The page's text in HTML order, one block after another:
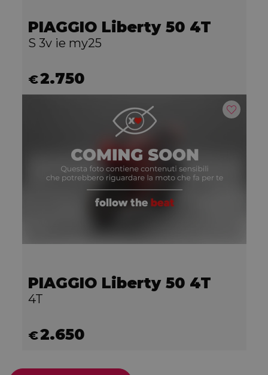
PIAGGIO Liberty 50 4T
S 3v ie my25
€2.750
PIAGGIO Liberty 50 4T
4T
€2.650